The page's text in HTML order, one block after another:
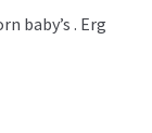
baby’s . Erg